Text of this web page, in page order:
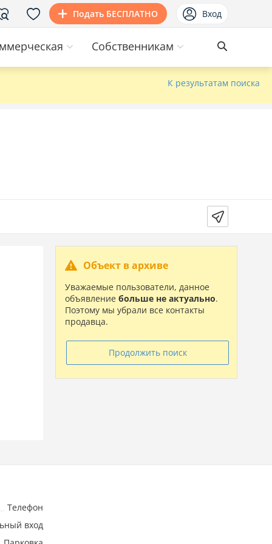
Подать БЕСПЛАТНО Вход
Собственникам
К результатам поиска
Объект в архиве
Уважаемые пользователи, данное
объявление больше не актуально.
Поэтому мы убрали все контакты
продавца.
Продолжить поиск
Телефон
вход